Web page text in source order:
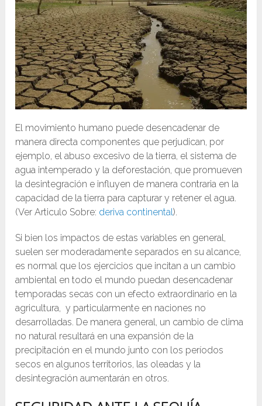
El movimiento humano puede desencadenar de
manera directa componentes que perjudican, por
ejemplo, el abuso excesivo de la tierra, el sistema de
agua intemperado y la deforestación, que promueven
la desintegración e influyen de manera contraria en la
capacidad de la tierra para capturar y retener el agua.
(Ver Articulo Sobre: deriva continental).
Si bien los impactos de estas variables en general,
suelen ser moderadamente separados en su alcance,
es normal que los ejercicios que incitan a un cambio
ambiental en todo el mundo puedan desencadenar
temporadas secas con un efecto extraordinario en la
agricultura, y particularmente en naciones no
desarrolladas. De manera general, un cambio de clima
no natural resultará en una expansión de la
precipitación en el mundo junto con los períodos
secos en algunos territorios, las oleadas y la
desintegración aumentarán en otros.